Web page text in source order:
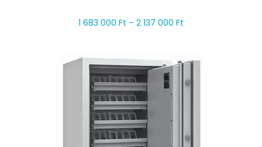
1 683 000 Ft – 2 137 000 Ft